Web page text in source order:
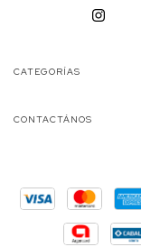
CATEGORÍAS
CONTACTÁNOS